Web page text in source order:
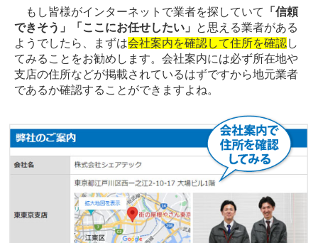
もし皆様がインターネットで業者を探していて
「信頼
できそう」「ここにお任せしたい」
と思える業者がある
ようでしたら、まずは会社案内を確認して住所を確認し
てみることをお勧めします。会社案内には必ず所在地や
支店の住所などが掲載されているはずですから地元業者
であるか確認することができますよね。